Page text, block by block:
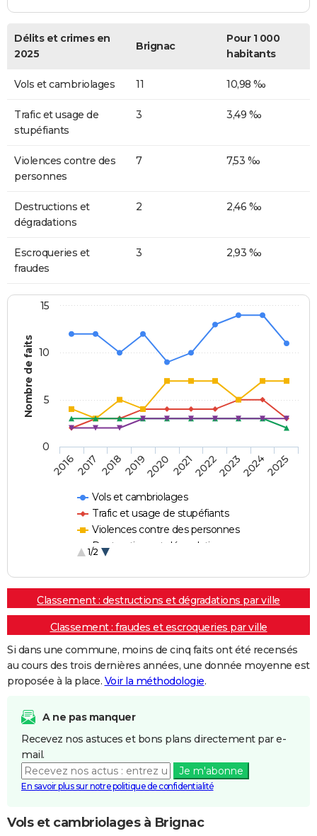
Délits et crimes en
2025
Brignac
Pour 1 000
habitants
Vols et cambriolages 11 10,98 ‰
Trafic et usage de
stupéfiants
3 3,49 ‰
Violences contre des
personnes
7 7,53 ‰
Destructions et
dégradations
2 2,46 ‰
Escroqueries et
fraudes
3 2,93 ‰
Nombre de faits
Vols et cambriolages
Trafic et usage de stupéfiants
Violences contre des personnes
Destructions et dégradations
1/2
20162017 20182019202020212022202320242025
0
5
10
15
Classement : destructions et dégradations par ville
Classement : fraudes et escroqueries par ville
Si dans une commune, moins de cinq faits ont été recensés
au cours des trois dernières années, une donnée moyenne est
proposée à la place. Voir la méthodologie.
A ne pas manquer
Recevez nos astuces et bons plans directement par e-
mail.
Je m'abonne
En savoir plus sur notre politique de confidentialité
Vols et cambriolages à Brignac